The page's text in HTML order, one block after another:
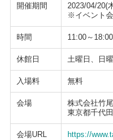
開催期間
2023/04/20(
※イベント
時間 11:00～18:00
休館日 土曜日、日
入場料 無料
会場
株式会社竹
東京都千代
会場URL https://